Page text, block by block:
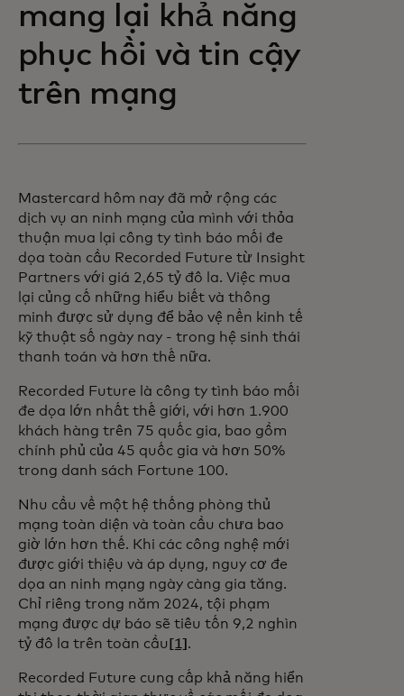
mang lại khả năng
phục hồi và tin cậy
trên mạng
Mastercard hôm nay đã mở rộng các
dịch vụ an ninh mạng của mình với thỏa
thuận mua lại công ty tình báo mối đe
dọa toàn cầu Recorded Future từ Insight
Partners với giá 2,65 tỷ đô la. Việc mua
lại củng cố những hiểu biết và thông
minh được sử dụng để bảo vệ nền kinh tế
kỹ thuật số ngày nay - trong hệ sinh thái
thanh toán và hơn thế nữa.
Recorded Future là công ty tình báo mối
đe dọa lớn nhất thế giới, với hơn 1.900
khách hàng trên 75 quốc gia, bao gồm
chính phủ của 45 quốc gia và hơn 50%
trong danh sách Fortune 100.
Nhu cầu về một hệ thống phòng thủ
mạng toàn diện và toàn cầu chưa bao
giờ lớn hơn thế. Khi các công nghệ mới
được giới thiệu và áp dụng, nguy cơ đe
dọa an ninh mạng ngày càng gia tăng.
Chỉ riêng trong năm 2024, tội phạm
mạng được dự báo sẽ tiêu tốn 9,2 nghìn
tỷ đô la trên toàn cầu [1] .
Recorded Future cung cấp khả năng hiển